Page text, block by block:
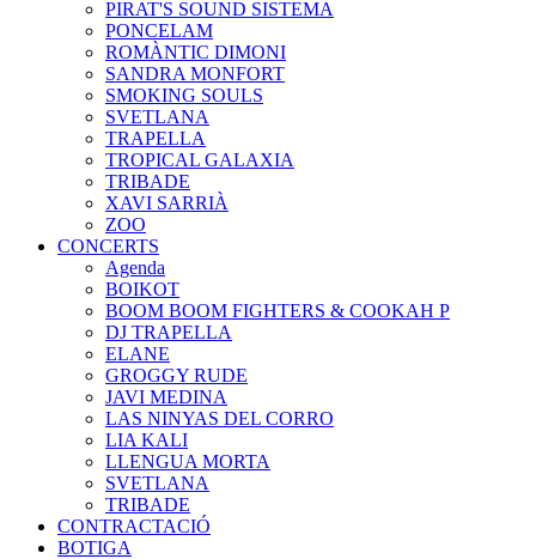
PIRAT'S SOUND SISTEMA
PONCELAM
ROMÀNTIC DIMONI
SANDRA MONFORT
SMOKING SOULS
SVETLANA
TRAPELLA
TROPICAL GALAXIA
TRIBADE
XAVI SARRIÀ
ZOO
CONCERTS
Agenda
BOIKOT
BOOM BOOM FIGHTERS & COOKAH P
DJ TRAPELLA
ELANE
GROGGY RUDE
JAVI MEDINA
LAS NINYAS DEL CORRO
LIA KALI
LLENGUA MORTA
SVETLANA
TRIBADE
CONTRACTACIÓ
BOTIGA